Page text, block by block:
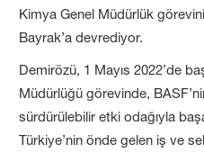
Kimya Genel Müdürlük
Bayrak’a devrediyor.
Demirözü, 1 Mayıs 2022’de
Müdürlüğü görevinde,
sürdürülebilir etki odağıyla
Türkiye’nin önde gelen iş ve